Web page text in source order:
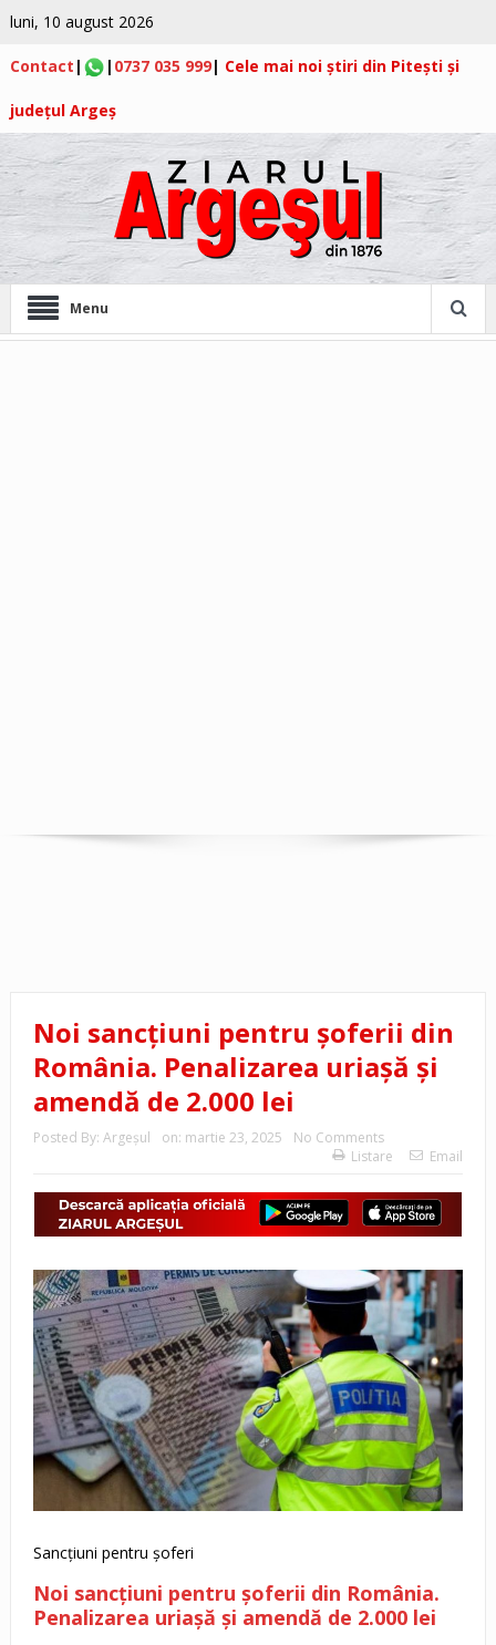
luni, 10 august 2026
Contact | | 0737 035 999| Cele mai noi știri din Pitești și
județul Argeș
Menu
Noi sancțiuni pentru șoferii din
România. Penalizarea uriașă și
amendă de 2.000 lei
Posted By: Argeşul on: martie 23, 2025
No Comments
Listare
Email
Sancțiuni pentru șoferi
Noi sancțiuni pentru șoferii din România.
Penalizarea uriașă și amendă de 2.000 lei